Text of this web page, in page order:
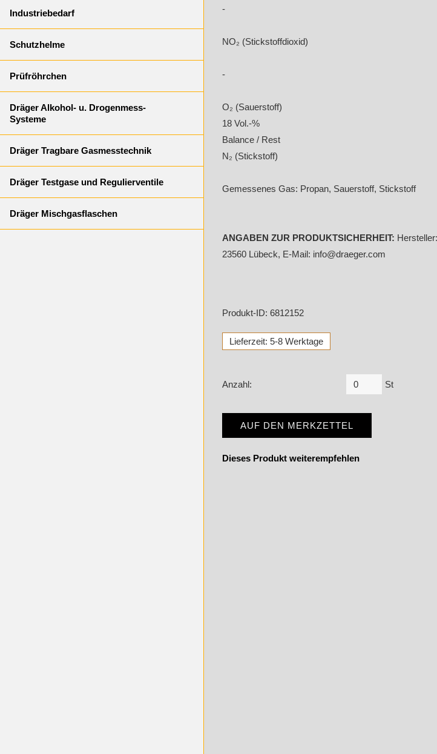
Industriebedarf
Schutzhelme
Prüfröhrchen
Dräger Alkohol- u. Drogenmess-
Systeme
Dräger Tragbare Gasmesstechnik
Dräger Testgase und Regulierventile
Dräger Mischgasflaschen
-
NO₂ (Stickstoffdioxid)
-
O₂ (Sauerstoff)
18 Vol.-%
Balance / Rest
N₂ (Stickstoff)
Gemessenes Gas: Propan, Sauerstoff, Stickstoff
ANGABEN ZUR PRODUKTSICHERHEIT:
23560 Lübeck, E-Mail: info@draeger.com
Produkt-ID: 6812152
Lieferzeit: 5-8 Werktage
Anzahl: St
AUF DEN MERKZETTEL
Dieses Produkt weiterempfehlen